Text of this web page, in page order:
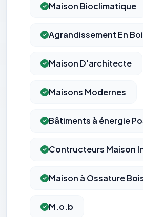
Maison Bioclimatique
Agrandissement En
Maison D'architecte
Maisons Modernes
Bâtiments à énergie
Contructeurs Maison
Maison à Ossature
M.o.b